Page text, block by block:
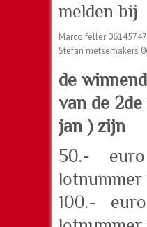
melden bij
Marco feller
Stefan metsemakers
de
van de 2de
jan ) zijn
50.- euro
lotnummer
100.-